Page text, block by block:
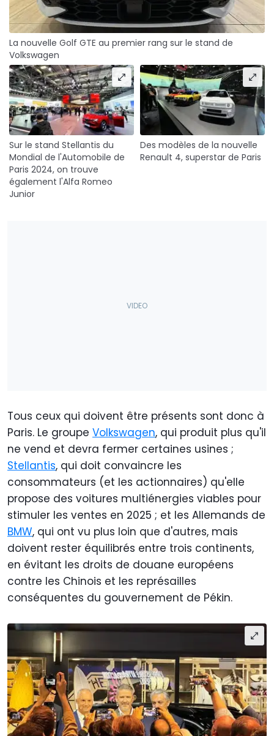
La nouvelle Golf GTE au premier rang sur le stand de
Volkswagen
Sur le stand Stellantis du
Mondial de l'Automobile de
Paris 2024, on trouve
également l'Alfa Romeo
Junior
Des modèles de la nouvelle
Renault 4, superstar de Paris
Tous ceux qui doivent être présents sont donc à
Paris. Le groupe Volkswagen, qui produit plus qu'il
ne vend et devra fermer certaines usines ;
Stellantis, qui doit convaincre les
consommateurs (et les actionnaires) qu'elle
propose des voitures multiénergies viables pour
stimuler les ventes en 2025 ; et les Allemands de
BMW, qui ont vu plus loin que d'autres, mais
doivent rester équilibrés entre trois continents,
en évitant les droits de douane européens
contre les Chinois et les représailles
conséquentes du gouvernement de Pékin.